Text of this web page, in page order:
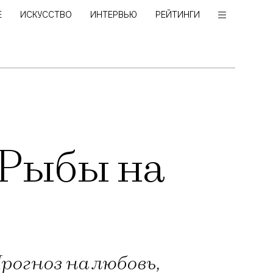
ИСКУССТВО ИНТЕРВЬЮ РЕЙТИНГИ
на
на любовь,